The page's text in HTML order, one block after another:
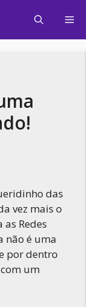
das
vez mais o
Redes
não é uma
por dentro
um